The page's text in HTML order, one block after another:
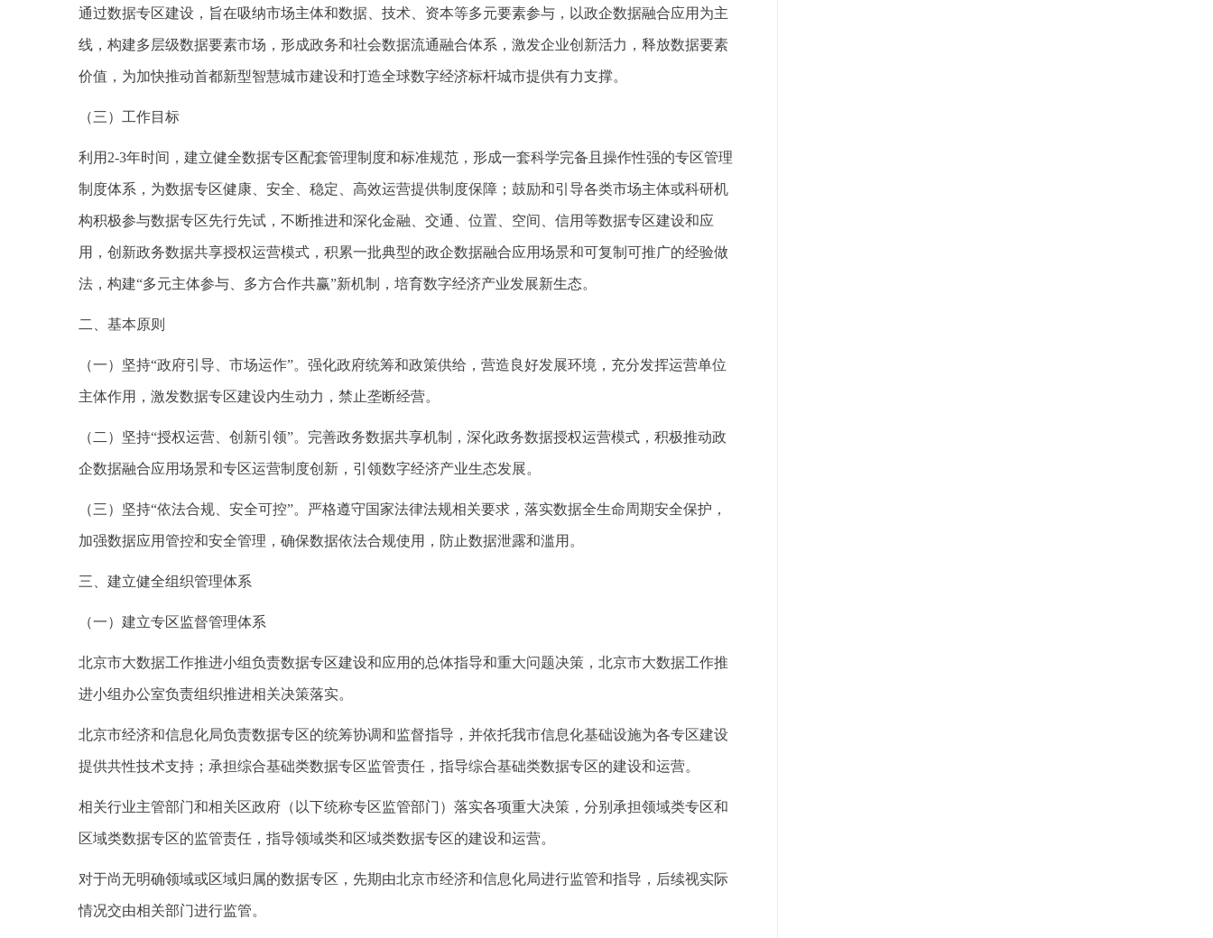
通过数据专区建设，旨在吸纳市场主体和数据、技术、资本等多元要素参与，以政企数据融合应用为主
线，构建多层级数据要素市场，形成政务和社会数据流通融合体系，激发企业创新活力，释放数据要素
价值，为加快推动首都新型智慧城市建设和打造全球数字经济标杆城市提供有力支撑。
（三）工作目标
利用2-3年时间，建立健全数据专区配套管理制度和标准规范，形成一套科学完备且操作性强的专区管理
制度体系，为数据专区健康、安全、稳定、高效运营提供制度保障；鼓励和引导各类市场主体或科研机
构积极参与数据专区先行先试，不断推进和深化金融、交通、位置、空间、信用等数据专区建设和应
用，创新政务数据共享授权运营模式，积累一批典型的政企数据融合应用场景和可复制可推广的经验做
法，构建“多元主体参与、多方合作共赢”新机制，培育数字经济产业发展新生态。
二、基本原则
（一）坚持“政府引导、市场运作”。强化政府统筹和政策供给，营造良好发展环境，充分发挥运营单位
主体作用，激发数据专区建设内生动力，禁止垄断经营。
（二）坚持“授权运营、创新引领”。完善政务数据共享机制，深化政务数据授权运营模式，积极推动政
企数据融合应用场景和专区运营制度创新，引领数字经济产业生态发展。
（三）坚持“依法合规、安全可控”。严格遵守国家法律法规相关要求，落实数据全生命周期安全保护，
加强数据应用管控和安全管理，确保数据依法合规使用，防止数据泄露和滥用。
三、建立健全组织管理体系
（一）建立专区监督管理体系
北京市大数据工作推进小组负责数据专区建设和应用的总体指导和重大问题决策，北京市大数据工作推
进小组办公室负责组织推进相关决策落实。
北京市经济和信息化局负责数据专区的统筹协调和监督指导，并依托我市信息化基础设施为各专区建设
提供共性技术支持；承担综合基础类数据专区监管责任，指导综合基础类数据专区的建设和运营。
相关行业主管部门和相关区政府（以下统称专区监管部门）落实各项重大决策，分别承担领域类专区和
区域类数据专区的监管责任，指导领域类和区域类数据专区的建设和运营。
对于尚无明确领域或区域归属的数据专区，先期由北京市经济和信息化局进行监管和指导，后续视实际
情况交由相关部门进行监管。